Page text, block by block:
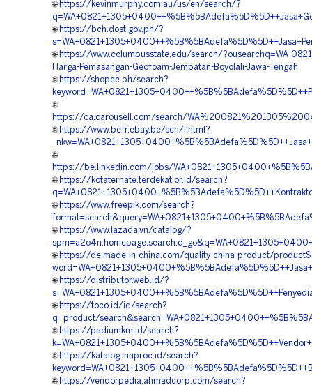
🌐 https://kevinmurphy.com.au/us/en/search/?
🌐 https://bch.dost.gov.ph/?
🌐 https://www.columbusstate.edu/search/?ousearchq=WA-
Harga-Pemasangan-Geofoam-Jembatan-Boyolali-Jawa-Tengah
🌐 https://shopee.ph/search?
🌐
https://ca.carousell.com/search/
🌐 https://www.befr.ebay.be/sch/i.html?
🌐
https://be.linkedin.com/jobs/
🌐 https://kotaternate.terdekat.or.id/search?
🌐 https://www.freepik.com/search?
🌐 https://www.lazada.vn/catalog/?
🌐 https://de.made-in-china.com/quality-china-product/
🌐 https://distributor.web.id/?
🌐 https://toco.id/id/search?
q=product/
🌐 https://padiumkm.id/search?
🌐 https://katalog.inaproc.id/search?
🌐 https://vendorpedia.ahmadcorp.com/search?